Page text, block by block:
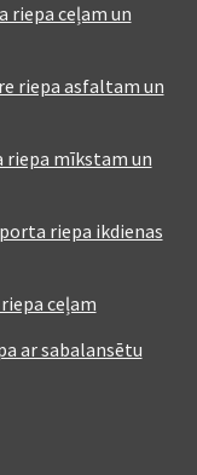
riepa ceļam un
riepa asfaltam un
riepa mīkstam un
riepa ikdienas
ceļam
ar sabalansētu